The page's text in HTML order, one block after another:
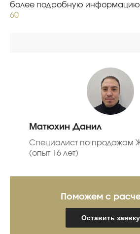
более подробную
60
Матюхин Данил
Специалист по продажам
(опыт 16 лет)
Поможем с
Оставить заявку